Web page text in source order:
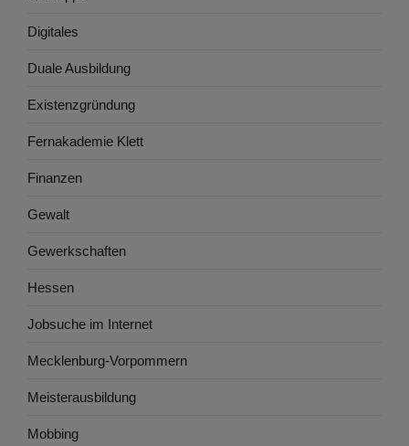
Digitales
Duale Ausbildung
Existenzgründung
Fernakademie Klett
Finanzen
Gewalt
Gewerkschaften
Hessen
Jobsuche im Internet
Mecklenburg-Vorpommern
Meisterausbildung
Mobbing